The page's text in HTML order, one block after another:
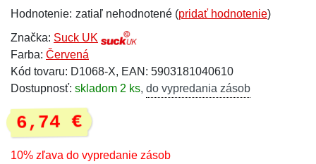
Hodnotenie: zatiaľ nehodnotené (pridať hodnotenie)
Značka: Suck UK
Farba: Červená
Kód tovaru: D1068-X, EAN: 5903181040610
Dostupnosť: skladom 2 ks, do vypredania zásob
6,74 €
10% zľava do vypredanie zásob